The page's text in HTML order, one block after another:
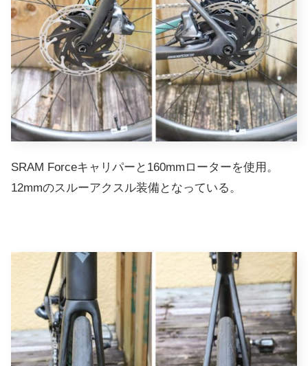
SRAM Forceキャリパーと160mmローターを使用。
12mmのスルーアクスル装備となっている。